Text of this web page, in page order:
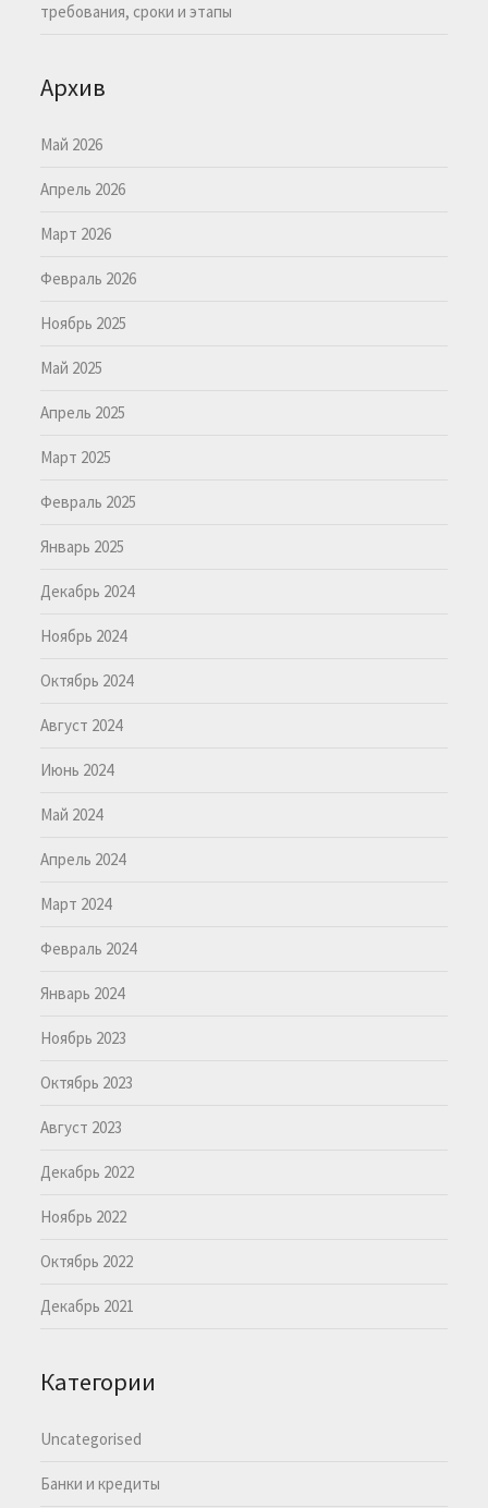
требования, сроки и этапы
Архив
Май 2026
Апрель 2026
Март 2026
Февраль 2026
Ноябрь 2025
Май 2025
Апрель 2025
Март 2025
Февраль 2025
Январь 2025
Декабрь 2024
Ноябрь 2024
Октябрь 2024
Август 2024
Июнь 2024
Май 2024
Апрель 2024
Март 2024
Февраль 2024
Январь 2024
Ноябрь 2023
Октябрь 2023
Август 2023
Декабрь 2022
Ноябрь 2022
Октябрь 2022
Декабрь 2021
Категории
Uncategorised
Банки и кредиты